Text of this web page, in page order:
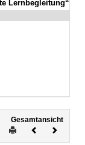
Lernbegleitung“
Gesamtansicht
DruckenVorheriges